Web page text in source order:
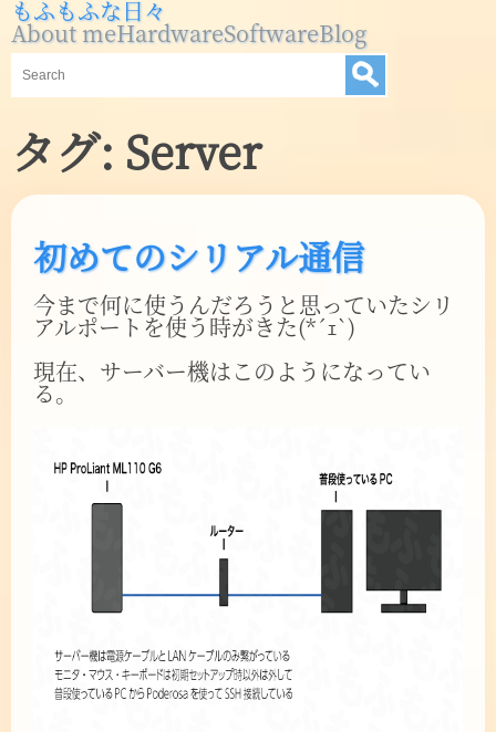
もふもふな日々
About meHardwareSoftwareBlog
タグ: Server
初めてのシリアル通信
今まで何に使うんだろうと思っていたシリ
アルポートを使う時がきた(*´ｪ`)
現在、サーバー機はこのようになってい
る。